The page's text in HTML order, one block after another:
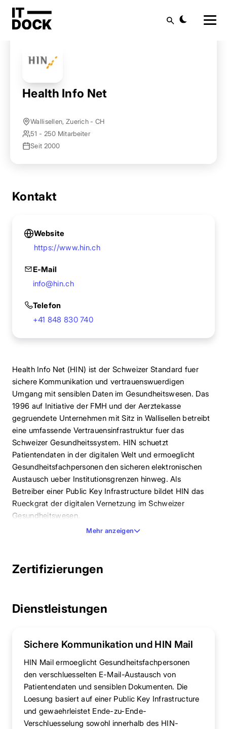
Startseite Anbieter finden
Health Info Net
Wallisellen, Zuerich - CH
51 - 250 Mitarbeiter
Seit 2000
Kontakt
Website
https://www.hin.ch
E-Mail
info@hin.ch
Telefon
+41 848 830 740
Health Info Net (HIN) ist der Schweizer Standard fuer
sichere Kommunikation und vertrauenswuerdigen
Umgang mit sensiblen Daten im Gesundheitswesen. Das
1996 auf Initiative der FMH und der Aerztekasse
gegruendete Unternehmen mit Sitz in Wallisellen betreibt
eine umfassende Vertrauensinfrastruktur fuer das
Schweizer Gesundheitssystem. HIN schuetzt
Patientendaten in der digitalen Welt und ermoeglicht
Gesundheitsfachpersonen den sicheren elektronischen
Austausch ueber Institutionsgrenzen hinweg. Als
Betreiber einer Public Key Infrastructure bildet HIN das
Rueckgrat der digitalen Vernetzung im Schweizer
Gesundheitswesen.
Mehr anzeigen
Zertifizierungen
Dienstleistungen
Sichere Kommunikation und HIN Mail
HIN Mail ermoeglicht Gesundheitsfachpersonen
den verschluesselten E-Mail-Austausch von
Patientendaten und sensiblen Dokumenten. Die
Loesung basiert auf einer Public Key Infrastructure
und gewaehrleistet Ende-zu-Ende-
Verschluesselung sowohl innerhalb des HIN-